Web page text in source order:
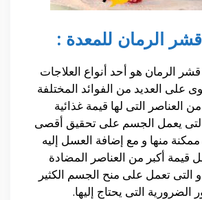
الرمان للمعدة :
الرمان هو أحد أنواع العلاجات
على العديد من الفوائد المختلفة
العناصر التى لها قيمة غذائية
يعمل الجسم على تحقيق أقصى
منها و مع إضافة العسل إليه
قيمة أكبر من العناصر المضادة
التى تعمل على منح الجسم الكثير
الضرورية التى يحتاج إليها.